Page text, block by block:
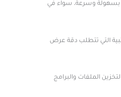
بسهولة وسرعة، سواء في
التي تتطلب دقة عرض
لتخزين الملفات والبرامج